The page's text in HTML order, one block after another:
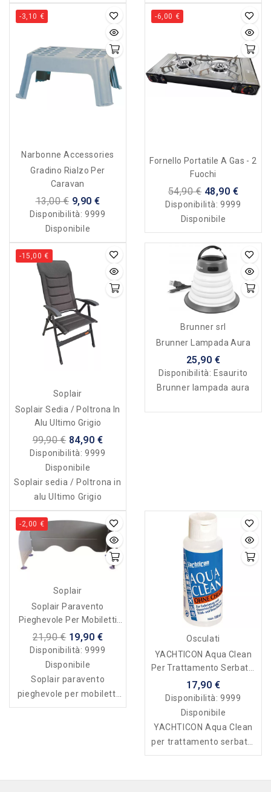
-3,10 €
Narbonne Accessories
Gradino Rialzo Per
Caravan
13,00 € 9,90 €
Disponibilità:9999
Disponibile
-6,00 €
Fornello Portatile A Gas - 2
Fuochi
54,90 € 48,90 €
Disponibilità:9999
Disponibile
-15,00 €
Soplair
Soplair Sedia / Poltrona In
Alu Ultimo Grigio
99,90 € 84,90 €
Disponibilità:9999
Disponibile
Soplair sedia / Poltrona in
alu Ultimo Grigio
Brunner srl
Brunner Lampada Aura
25,90 €
Disponibilità: Esaurito
Brunner lampada aura
-2,00 €
Soplair
Soplair Paravento
Pieghevole Per Mobiletti
Portafornello
21,90 € 19,90 €
Disponibilità:9999
Disponibile
Soplair paravento
pieghevole per mobiletti
portafornello
Osculati
YACHTICON Aqua Clean
Per Trattamento Serbatoi
Acqua
17,90 €
Disponibilità:9999
Disponibile
YACHTICON Aqua Clean
per trattamento serbatoi
acqua per potabilizzare